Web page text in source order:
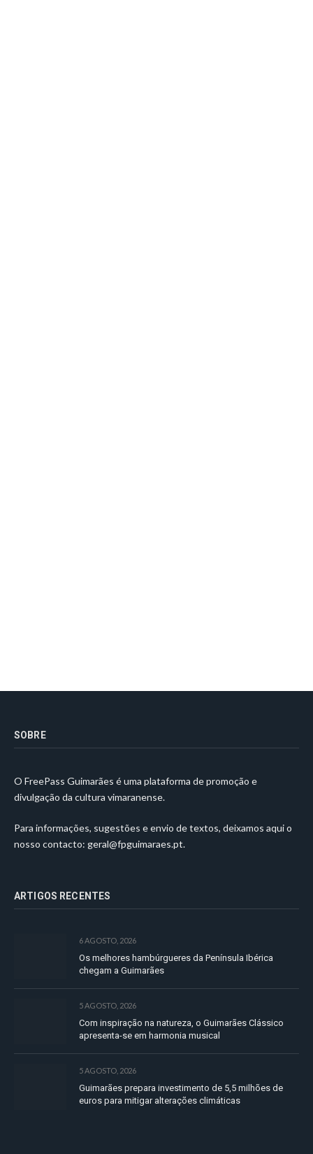
SOBRE
O FreePass Guimarães é uma plataforma de promoção e
divulgação da cultura vimaranense.
Para informações, sugestões e envio de textos, deixamos aqui o
nosso contacto: geral@fpguimaraes.pt.
ARTIGOS RECENTES
6 AGOSTO, 2026
Os melhores hambúrgueres da Península Ibérica
chegam a Guimarães
5 AGOSTO, 2026
Com inspiração na natureza, o Guimarães Clássico
apresenta-se em harmonia musical
5 AGOSTO, 2026
Guimarães prepara investimento de 5,5 milhões de
euros para mitigar alterações climáticas